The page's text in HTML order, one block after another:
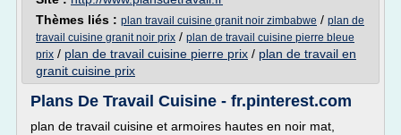
Thèmes liés : plan travail cuisine granit noir zimbabwe / plan de
travail cuisine granit noir prix / plan de travail cuisine pierre bleue
prix / plan de travail cuisine pierre prix / plan de travail en
granit cuisine prix
Plans De Travail Cuisine - fr.pinterest.com
plan de travail cuisine et armoires hautes en noir mat,